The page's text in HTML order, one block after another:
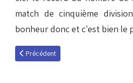
match de cinquième
bonheur donc et c'est bien le
Article précédent : RCS / ASIM : l'image
Précédent